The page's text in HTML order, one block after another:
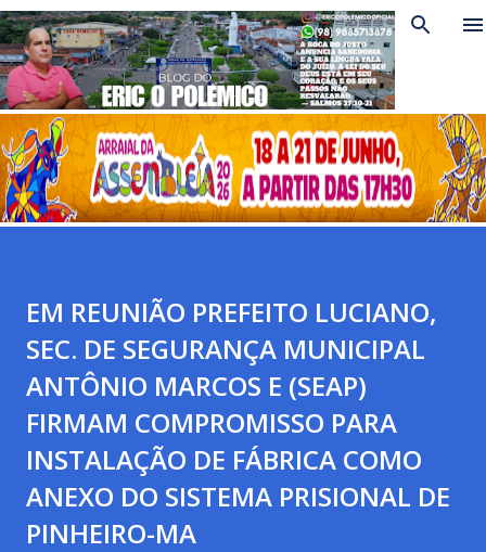
Pular para o conteúdo principal
EM REUNIÃO PREFEITO LUCIANO,
SEC. DE SEGURANÇA MUNICIPAL
ANTÔNIO MARCOS E (SEAP)
FIRMAM COMPROMISSO PARA
INSTALAÇÃO DE FÁBRICA COMO
ANEXO DO SISTEMA PRISIONAL DE
PINHEIRO-MA